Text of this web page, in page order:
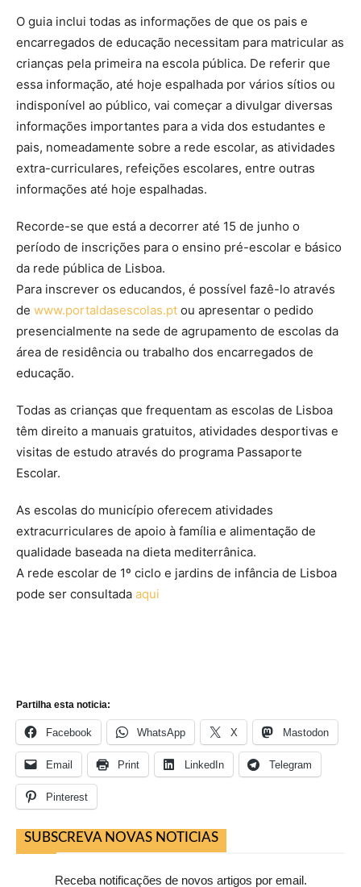
O guia inclui todas as informações de que os pais e
encarregados de educação necessitam para matricular as
crianças pela primeira na escola pública. De referir que
essa informação, até hoje espalhada por vários sítios ou
indisponível ao público, vai começar a divulgar diversas
informações importantes para a vida dos estudantes e
pais, nomeadamente sobre a rede escolar, as atividades
extra-curriculares, refeições escolares, entre outras
informações até hoje espalhadas.
Recorde-se que está a decorrer até 15 de junho o
período de inscrições para o ensino pré-escolar e básico
da rede pública de Lisboa.
Para inscrever os educandos, é possível fazê-lo através
de www.portaldasescolas.pt ou apresentar o pedido
presencialmente na sede de agrupamento de escolas da
área de residência ou trabalho dos encarregados de
educação.
Todas as crianças que frequentam as escolas de Lisboa
têm direito a manuais gratuitos, atividades desportivas e
visitas de estudo através do programa Passaporte
Escolar.
As escolas do município oferecem atividades
extracurriculares de apoio à família e alimentação de
qualidade baseada na dieta mediterrânica.
A rede escolar de 1º ciclo e jardins de infância de Lisboa
pode ser consultada aqui
Partilha esta noticia:
Facebook WhatsApp X Mastodon
Email Print LinkedIn Telegram
Pinterest
SUBSCREVA NOVAS NOTICIAS
Receba notificações de novos artigos por email.